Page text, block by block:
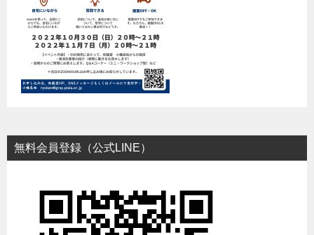
無料会員登録（公式LINE）